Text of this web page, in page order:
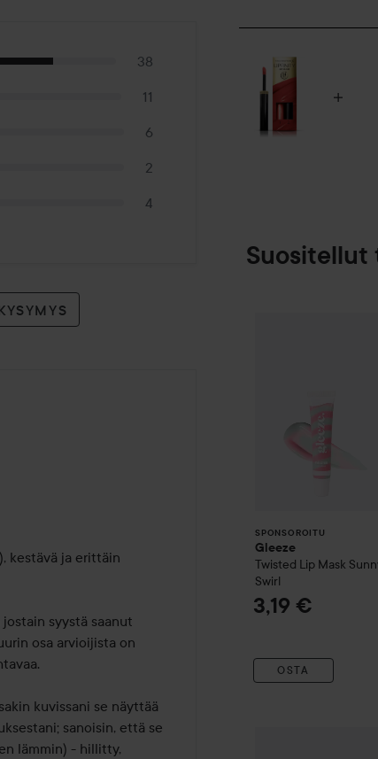
38
11
6
2
4
kestävä ja erittäin
syystä saanut
osa arvioijista on
kuvissani se näyttää
sanoisin, että se
lämmin) - hillitty,
SPONSOROITU
Gleeze
Twisted Lip Mask
Swirl
3,19 €
OSTA